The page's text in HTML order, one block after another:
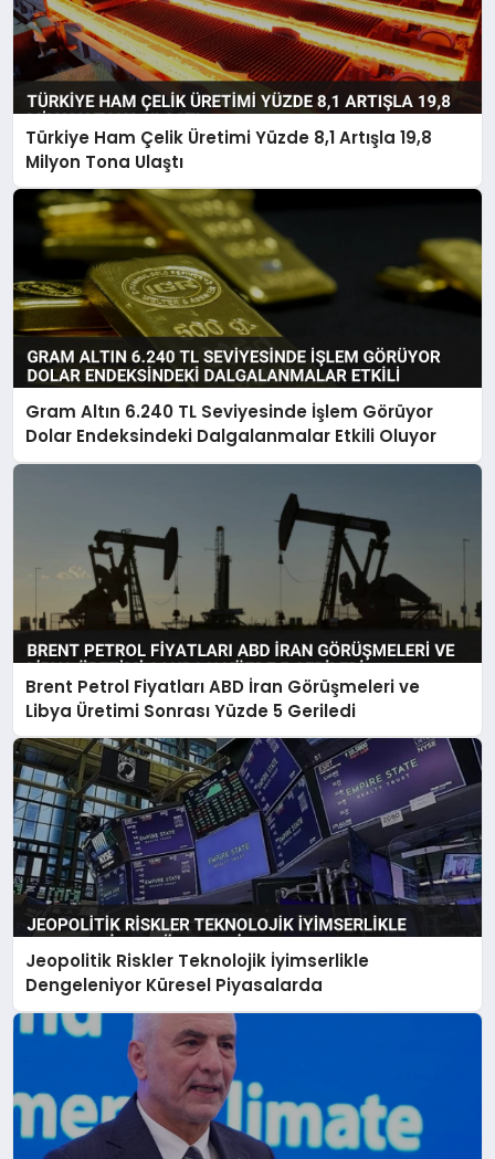
Türkiye Ham Çelik Üretimi Yüzde 8,1 Artışla 19,8
Milyon Tona Ulaştı
Gram Altın 6.240 TL Seviyesinde İşlem Görüyor
Dolar Endeksindeki Dalgalanmalar Etkili Oluyor
Brent Petrol Fiyatları ABD İran Görüşmeleri ve
Libya Üretimi Sonrası Yüzde 5 Geriledi
Jeopolitik Riskler Teknolojik İyimserlikle
Dengeleniyor Küresel Piyasalarda